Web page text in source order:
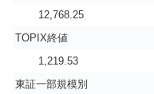
12,768.25
TOPIX終値
1,219.53
東証一部規模別